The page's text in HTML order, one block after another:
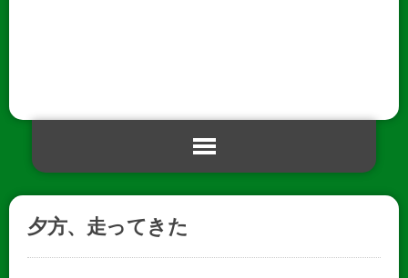
夕方、走ってきた